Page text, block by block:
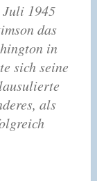
Juli 1945
das
in
sich seine
als